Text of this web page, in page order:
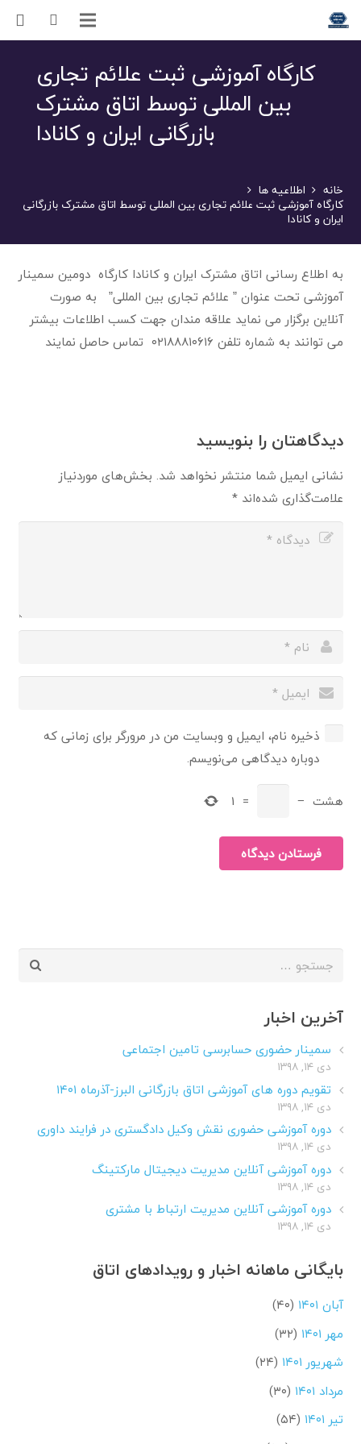
کارگاه آموزشی ثبت علائم تجاری
بین المللی توسط اتاق مشترک
بازرگانی ایران و کانادا
خانه اطلاعیه ها
کارگاه آموزشی ثبت علائم تجاری بین المللی توسط اتاق مشترک بازرگانی
ایران و کانادا
به اطلاع رسانی اتاق مشترک ایران و کانادا کارگاه دومین سمینار
آموزشی تحت عنوان ” علائم تجاری بین المللی” به صورت
آنلاین برگزار می نماید علاقه مندان جهت کسب اطلاعات بیشتر
می توانند به شماره تلفن ۰۲۱۸۸۸۱۰۶۱۶ تماس حاصل نمایند
دیدگاهتان را بنویسید
نشانی ایمیل شما منتشر نخواهد شد. بخش‌های موردنیاز
علامت‌گذاری شده‌اند*
ذخیره نام، ایمیل و وبسایت من در مرورگر برای زمانی که
دوباره دیدگاهی می‌نویسم.
هشت −
=
1
فرستادن دیدگاه
جستجو
آخرین اخبار
سمینار حضوری حسابرسی تامین اجتماعی
دی ۱۴, ۱۳۹۸
تقویم دوره های آموزشی اتاق بازرگانی البرز-آذرماه ۱۴۰۱
دی ۱۴, ۱۳۹۸
دوره آموزشی حضوری نقش وکیل دادگستری در فرایند داوری
دی ۱۴, ۱۳۹۸
دوره آموزشی آنلاین مدیریت دیجیتال مارکتینگ
دی ۱۴, ۱۳۹۸
دوره آموزشی آنلاین مدیریت ارتباط با مشتری
دی ۱۴, ۱۳۹۸
بایگانی ماهانه اخبار و رویدادهای اتاق
آبان ۱۴۰۱
(۴۰)
مهر ۱۴۰۱
(۳۲)
شهریور ۱۴۰۱
(۲۴)
مرداد ۱۴۰۱
(۳۰)
تیر ۱۴۰۱
(۵۴)